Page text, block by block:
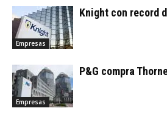
Empresas
Knight con record
Empresas
P&G compra